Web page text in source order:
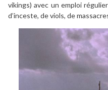
vikings) avec un emploi
d’inceste, de viols, de